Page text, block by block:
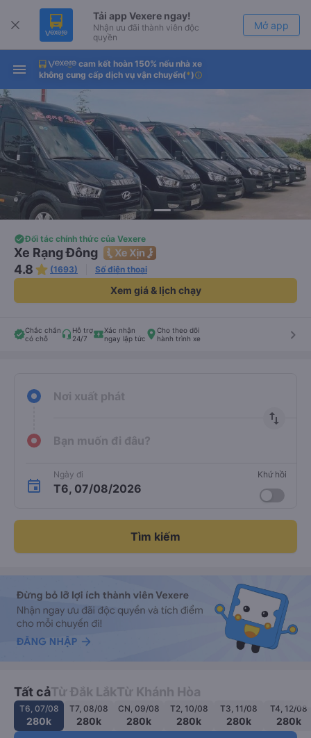
Tải app Vexere ngay!
Nhận ưu đãi thành viên độc
quyền
Mở app
Tải app Vexere
-30k/ghế khi đặt vé máy bay qua
app
cam kết hoàn 150% nếu nhà xe
không cung cấp dịch vụ vận chuyển(*)info
Đối tác chính thức của Vexere
Xe Rạng Đông
4.8
(1693) Số điện thoại
Xem giá & lịch chạy
Chắc chắn
có chỗ
Hỗ trợ
24/7
Xác nhận
ngay lập tức
Cho theo dõi
hành trình xe
keyboard_arrow_right
Nơi xuất phát
import_export
Bạn muốn đi đâu?
Ngày đi
T6, 07/08/2026
Khứ hồi
Tìm kiếm
Tất cảTừ Đắk LắkTừ Khánh Hòa
T6, 07/08
280k
T7, 08/08
280k
CN, 09/08
280k
T2, 10/08
280k
T3, 11/08
280k
T4, 12/08
280k